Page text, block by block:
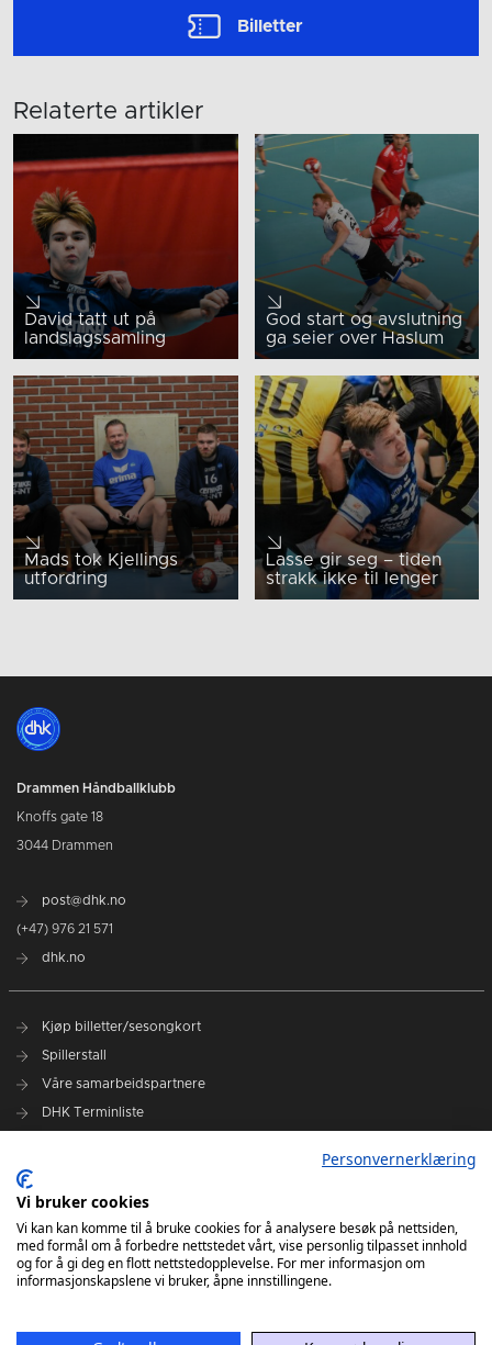
Billetter
Relaterte artikler
David tatt ut på
landslagssamling
God start og avslutning
ga seier over Haslum
Mads tok Kjellings
utfordring
Lasse gir seg – tiden
strakk ikke til lenger
Drammen Håndballklubb
Knoffs gate 18
3044 Drammen
post@dhk.no
(+47) 976 21 571
dhk.no
Kjøp billetter/sesongkort
Spillerstall
Våre samarbeidspartnere
DHK Terminliste
DHK på Instagram
DHK på TikTok
Personvernerklæring
Vi bruker cookies
Vi kan kan komme til å bruke cookies for å analysere besøk på nettsiden,
med formål om å forbedre nettstedet vårt, vise personlig tilpasset innhold
og for å gi deg en flott nettstedopplevelse. For mer informasjon om
informasjonskapslene vi bruker, åpne innstillingene.